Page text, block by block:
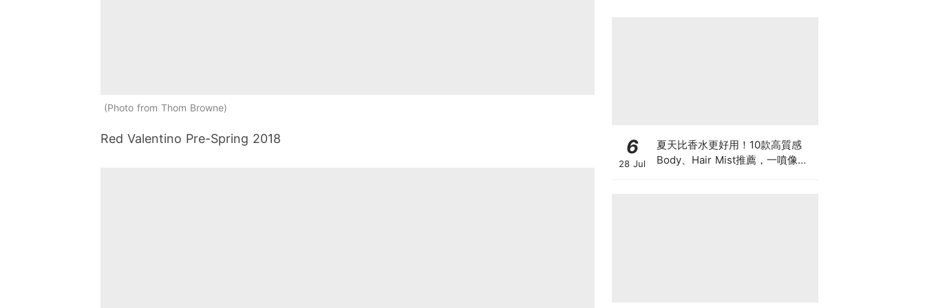
Photo from Thom Browne
Red Valentino Pre-Spring 2018 6
28 Jul
夏天比香水更好用！10款高質感
Body、Hair Mist推薦，一噴像剛